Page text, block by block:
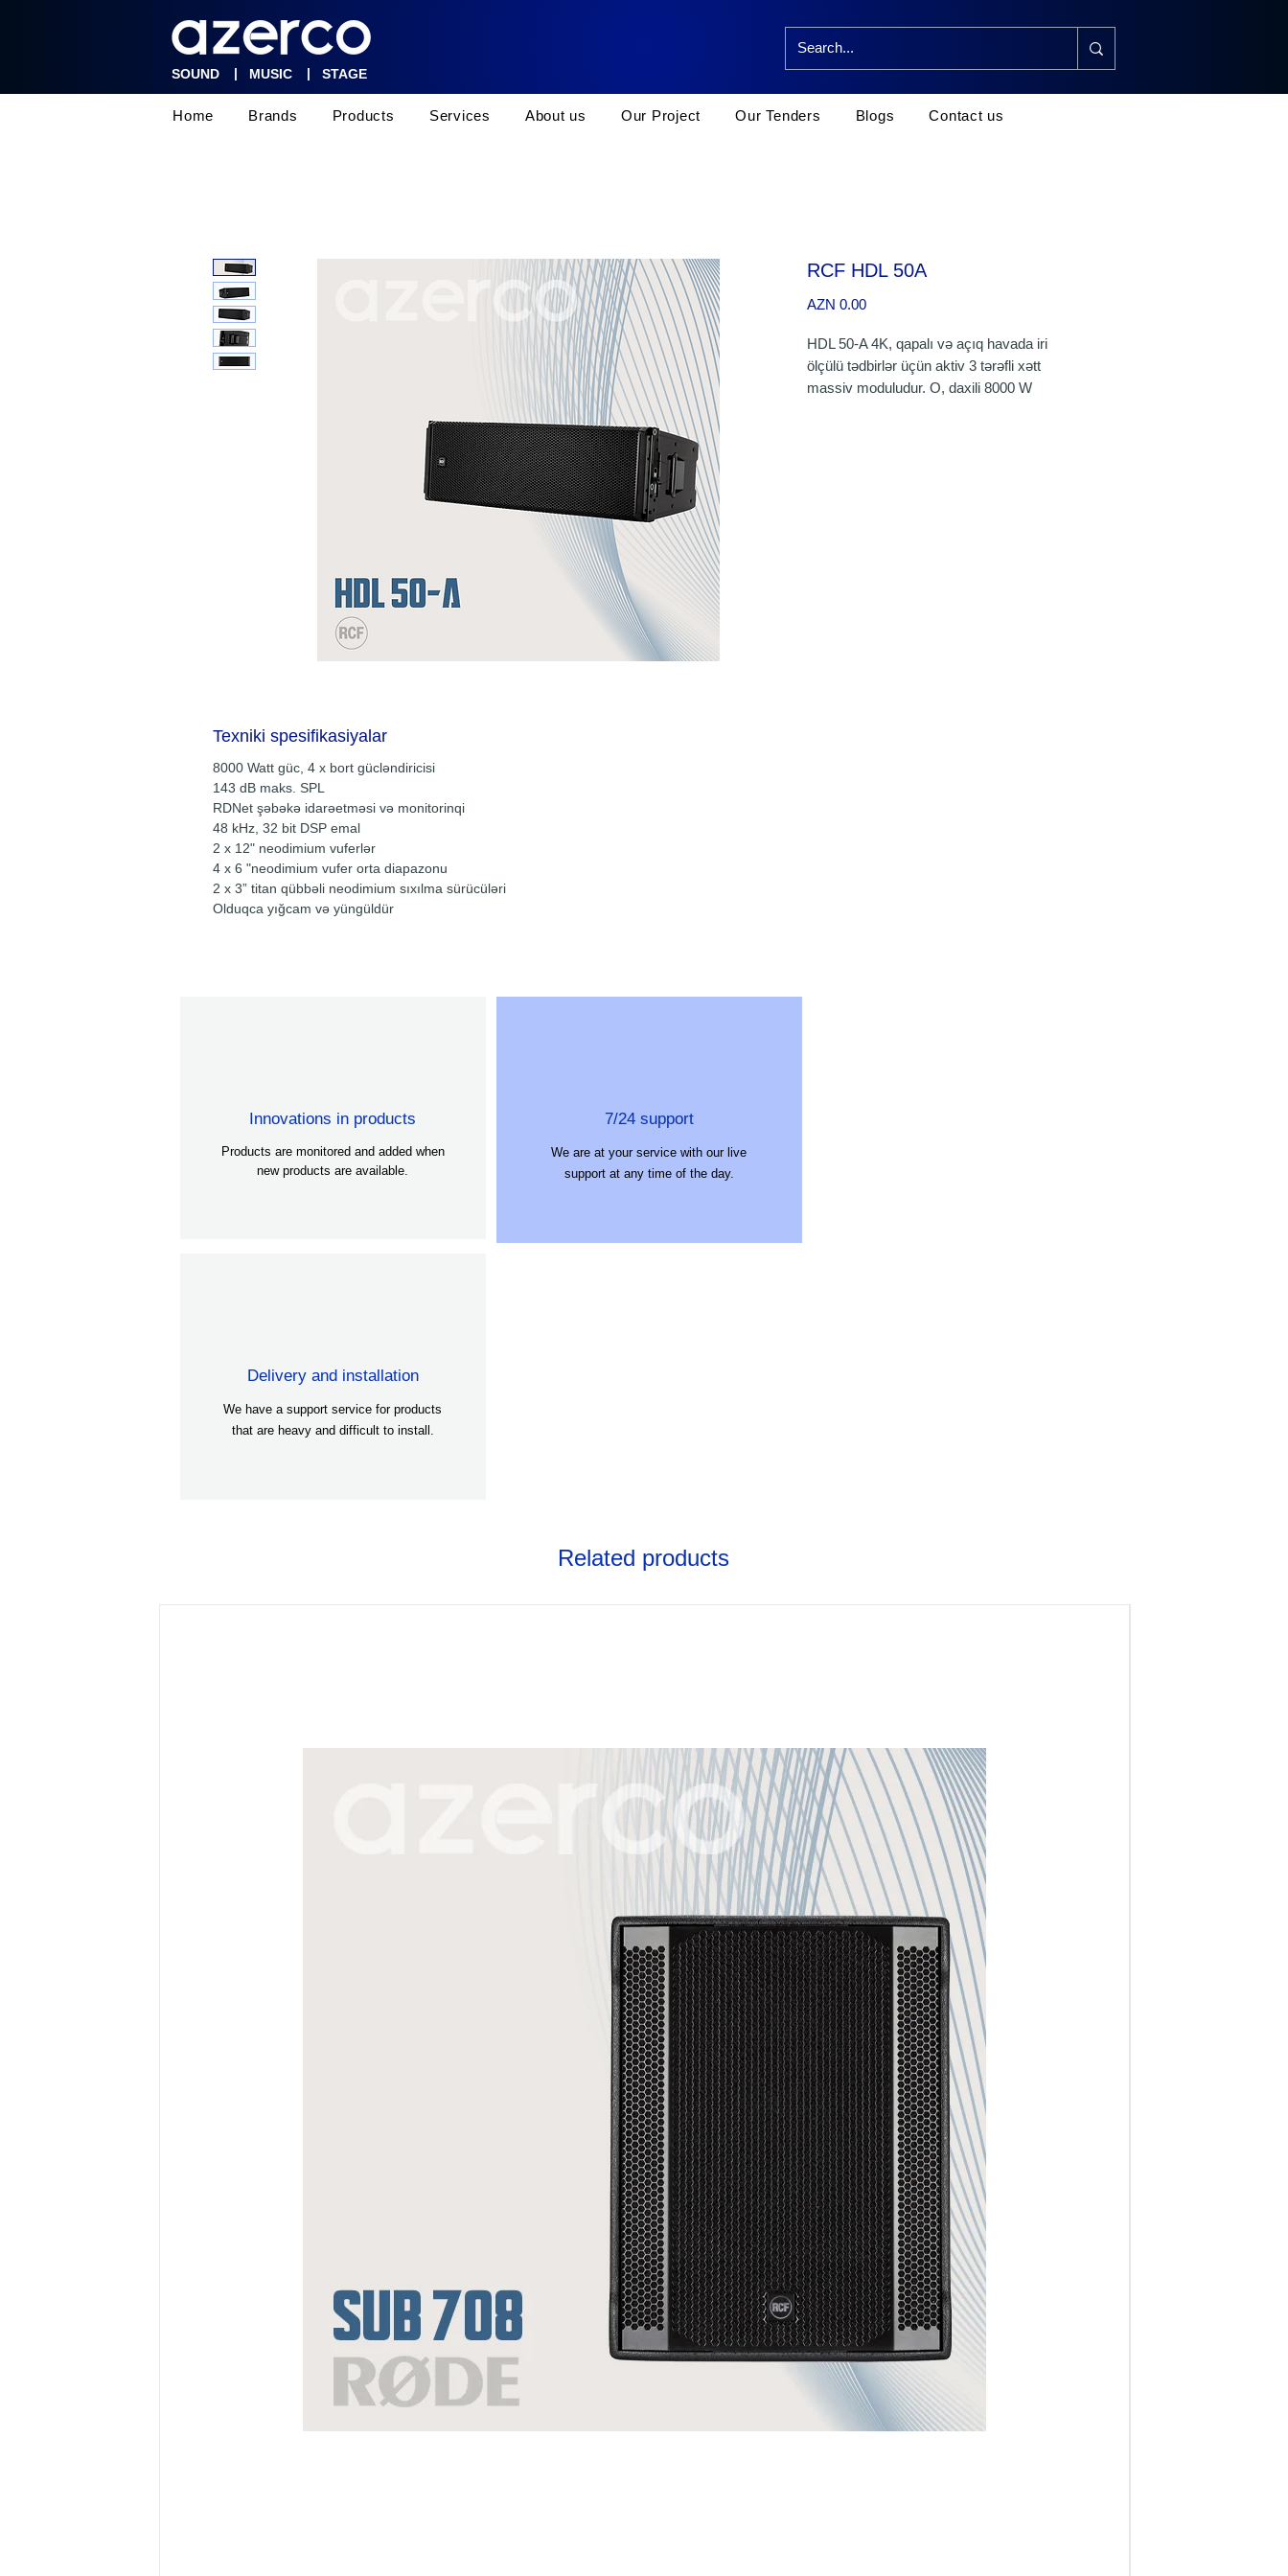
SOUND | MUSIC | STAGE
Home Brands Products Services About us Our Project Our Tenders Blogs Contact us
RCF HDL 50A
AZN 0.00Price
HDL 50-A 4K, qapalı və açıq havada iri
ölçülü tədbirlər üçün aktiv 3 tərəfli xətt
massiv moduludur. O, daxili 8000 W
Texniki spesifikasiyalar
8000 Watt güc, 4 x bort gücləndiricisi
143 dB maks. SPL
RDNet şəbəkə idarəetməsi və monitorinqi
48 kHz, 32 bit DSP emal
2 x 12" neodimium vuferlər
4 x 6 "neodimium vufer orta diapazonu
2 x 3” titan qübbəli neodimium sıxılma sürücüləri
Olduqca yığcam və yüngüldür
Innovations in products
Products are monitored and added when
new products are available.
7/24 support
We are at your service with our live
support at any time of the day.
Delivery and installation
We have a support service for products
that are heavy and difficult to install.
Related products